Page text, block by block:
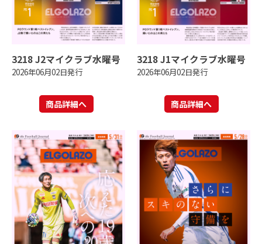
3218 J2マイクラブ水曜号
2026年06月02日発行
商品詳細へ
3218 J1マイクラブ水曜号
2026年06月02日発行
商品詳細へ